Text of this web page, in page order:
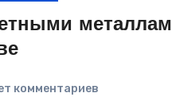
комментариев